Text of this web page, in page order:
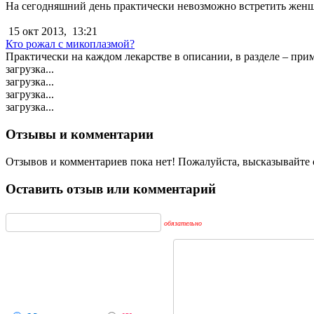
На сегодняшний день практически невозможно встретить
15 окт 2013, 13:21
Кто рожал с микоплазмой?
Практически на каждом лекарстве в описании, в разделе –
загрузка...
загрузка...
загрузка...
загрузка...
Отзывы и комментарии
Отзывов и комментариев пока нет! Пожалуйста,
Оставить отзыв или комментарий
обязательно